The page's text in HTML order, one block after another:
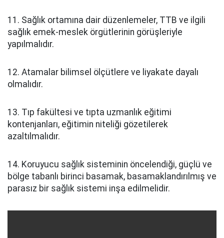
11. Sağlık ortamına dair düzenlemeler, TTB ve ilgili
sağlık emek-meslek örgütlerinin görüşleriyle
yapılmalıdır.
12. Atamalar bilimsel ölçütlere ve liyakate dayalı
olmalıdır.
13. Tıp fakültesi ve tıpta uzmanlık eğitimi
kontenjanları, eğitimin niteliği gözetilerek
azaltılmalıdır.
14. Koruyucu sağlık sisteminin öncelendiği, güçlü ve
bölge tabanlı birinci basamak, basamaklandırılmış ve
parasız bir sağlık sistemi inşa edilmelidir.